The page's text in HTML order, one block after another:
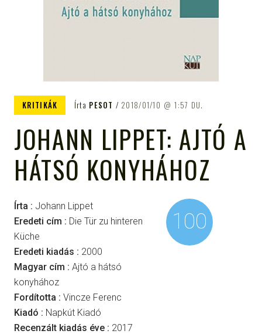
KRITIKÁK Írta PESOT 2018/01/10 1:57 DU.
JOHANN LIPPET: AJTÓ A
HÁTSÓ KONYHÁHOZ
Írta : Johann Lippet
Eredeti cím : Die Tür zu hinteren
Küche
Eredeti kiadás : 2000
Magyar cím : Ajtó a hátsó
konyhához
Fordította : Vincze Ferenc
Kiadó : Napkút Kiadó
Recenzált kiadás éve : 2017
100